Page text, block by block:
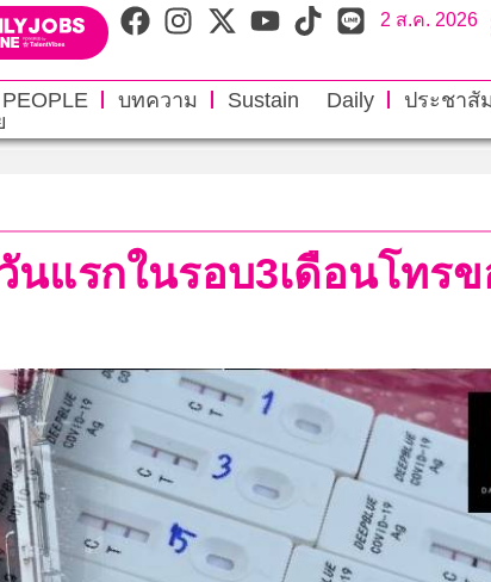
2 ส.ค. 2026
PEOPLE บทความ Sustain Daily ประชาสั
นแรกในรอบ3เดือนโทรข